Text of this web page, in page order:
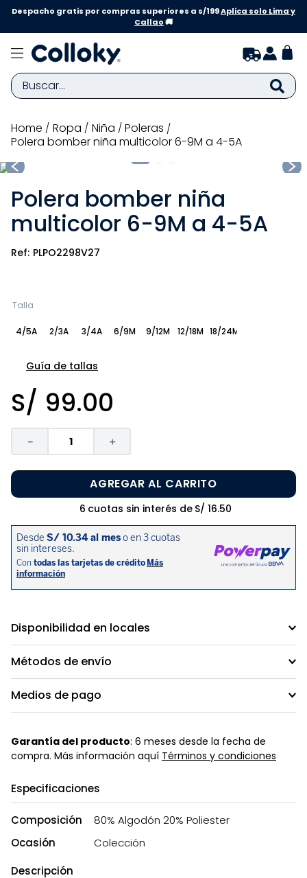
Despacho gratis por compras superiores a s/199Aplica solo Lima y
Callao🚚
Buscar...
ropa niña
poleras
Polera bomber niña multicolor 6-9M a 4-5A
Polera bomber niña
multicolor 6-9M a 4-5A
PLPO2298V27
Talla
4/5A 2/3A 3/4A 6/9M 9/12M 12/18M 18/24M
Guía de tallas
S/ 99.00
＋
－
AGREGAR AL CARRITO
6 cuotas sin interés de S/ 16.50
Disponibilidad en locales
Métodos de envío
Medios de pago
Garantía del producto: 6 meses desde la fecha de
compra. Más información aquí Términos y condiciones
Especificaciones
Composición
80% Algodón 20% Poliester
Ocasión
Colección
Descripción
TÉRMINOS MÁS BUSCADOS
1.
zapatillas niña
2.
3.
medias
4.
sandalias
pijama
sandalias niño